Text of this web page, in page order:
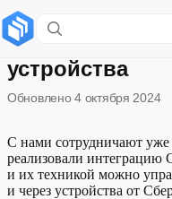
Наши Cloud-
устройства
Обновлено 4 октября 2024
С нами сотрудничают
реализовали
и их техникой можно
и через устройства от